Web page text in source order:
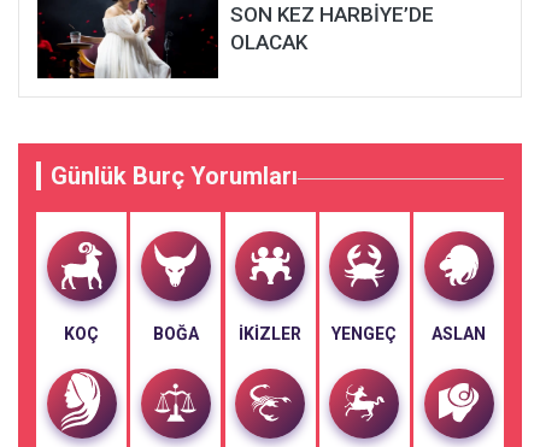
SON KEZ HARBİYE’DE
OLACAK
Günlük Burç Yorumları
KOÇ BOĞA İKIZLER YENGEÇ ASLAN